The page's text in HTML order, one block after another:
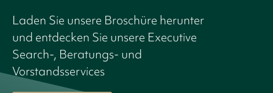
Laden Sie unsere Broschüre herunter
und entdecken Sie unsere Executive
Search-, Beratungs- und
Vorstandsservices